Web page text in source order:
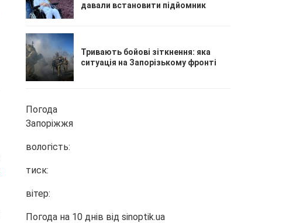
давали встановити підйомник
Тривають бойові зіткнення: яка
ситуація на Запорізькому фронті
Погода
Запоріжжя
вологість:
тиск:
вітер:
Погода на 10 днів від sinoptik.ua